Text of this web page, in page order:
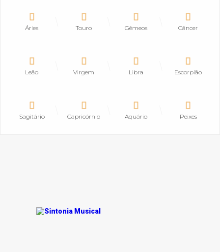
Áries Touro Gêmeos Câncer
Leão Virgem Libra Escorpião
Sagitário Capricórnio Aquário Peixes